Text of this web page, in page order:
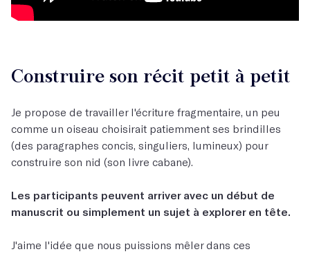
Construire son récit petit à petit
Je propose de travailler l'écriture fragmentaire, un peu
comme un oiseau choisirait patiemment ses brindilles
(des paragraphes concis, singuliers, lumineux) pour
construire son nid (son livre cabane).
Les participants peuvent arriver avec un début de
manuscrit ou simplement un sujet à explorer en tête.
J'aime l'idée que nous puissions mêler dans ces